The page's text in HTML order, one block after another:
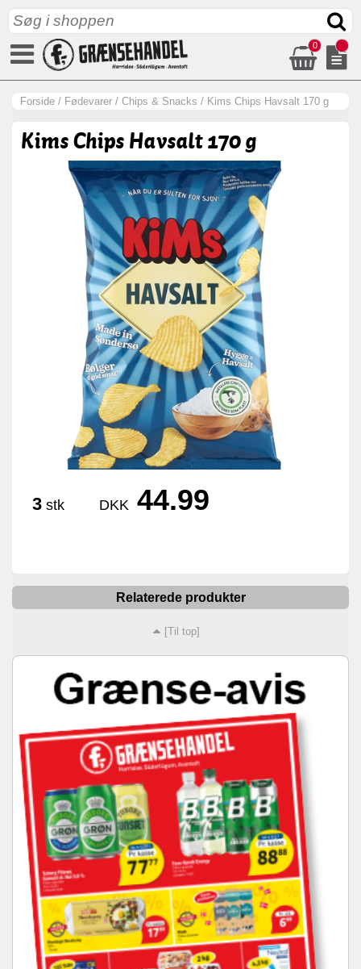
0
Forside / Fødevarer / Chips & Snacks / Kims Chips Havsalt 170 g
Kims Chips Havsalt 170 g
3 stk DKK 44.99
Relaterede produkter
[Til top]